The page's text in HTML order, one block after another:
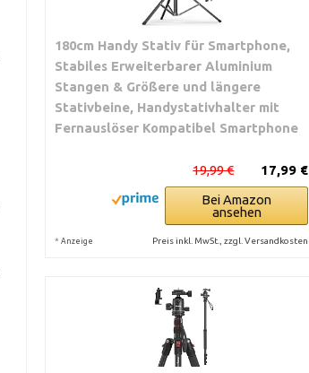
180cm Handy Stativ für Smartphone,
Stabiles Erweiterbarer Aluminium
Stangen & Größere und längere
Stativbeine, Handystativhalter mit
Fernauslöser Kompatibel Smartphone
17,99 €
19,99 €
Bei Amazon
ansehen
* Anzeige Preis inkl. MwSt., zzgl. Versandkosten